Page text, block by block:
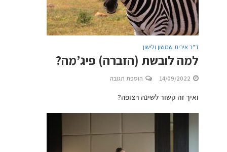
ד"ר אירית שמשון ולישון
למה לובשת (הזברה) פיג’מה?
14/09/2022 הוספת תגובה
ואיך זה קשור לשינה רצופה?